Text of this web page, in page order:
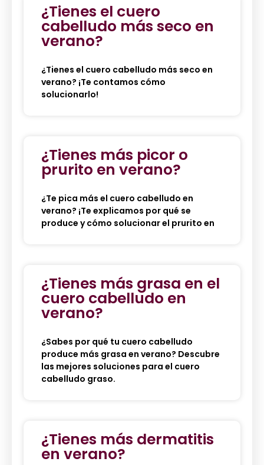
¿Tienes el cuero
cabelludo más seco en
verano?
¿Tienes el cuero cabelludo más seco en
verano? ¡Te contamos cómo
solucionarlo!
¿Tienes más picor o
prurito en verano?
¿Te pica más el cuero cabelludo en
verano? ¡Te explicamos por qué se
produce y cómo solucionar el prurito en
¿Tienes más grasa en el
cuero cabelludo en
verano?
¿Sabes por qué tu cuero cabelludo
produce más grasa en verano? Descubre
las mejores soluciones para el cuero
cabelludo graso.
¿Tienes más dermatitis
en verano?